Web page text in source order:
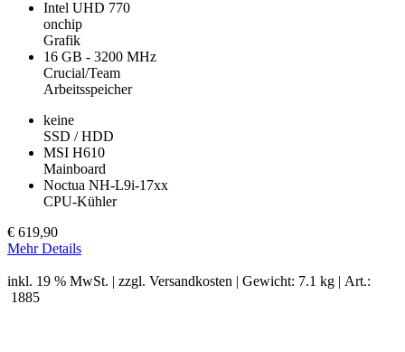
Intel UHD 770
onchip
Grafik
16 GB - 3200 MHz
Crucial/Team
Arbeitsspeicher
keine
SSD / HDD
MSI H610
Mainboard
Noctua NH-L9i-17xx
CPU-Kühler
€ 619,90
Mehr Details
inkl. 19 % MwSt. | zzgl. Versandkosten | Gewicht: 7.1 kg | Art.:
1885